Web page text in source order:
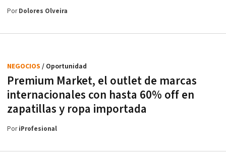
PorDolores Olveira
Premium Market, el outlet de marcas
internacionales con hasta 60% off en
zapatillas y ropa importada
NEGOCIOS / Oportunidad
PoriProfesional